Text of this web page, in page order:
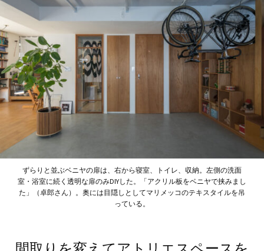
ずらりと並ぶベニヤの扉は、右から寝室、トイレ、収納。左側の洗面
室・浴室に続く透明な扉のみDIYした。「アクリル板をベニヤで挟みまし
た」（卓郎さん）。奥には目隠しとしてマリメッコのテキスタイルを吊
っている。